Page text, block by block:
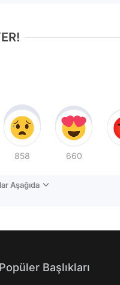
858 660
Aşağıda
Başlıkları